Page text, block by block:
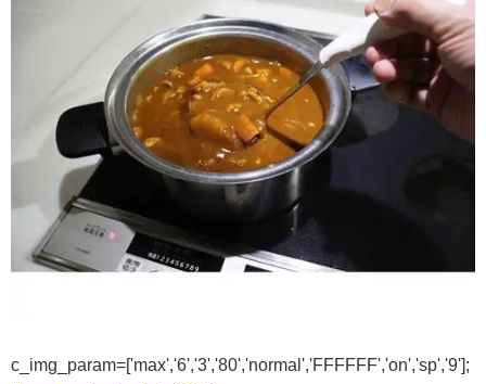
c_img_param=['max','6','3','80','normal','FFFFFF','on','sp','9'];